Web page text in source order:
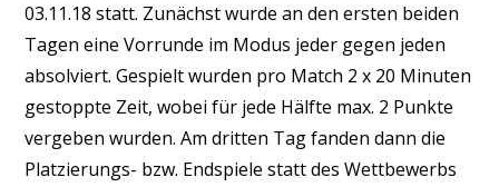
03.11.18 statt. Zunächst wurde an den ersten beiden
Tagen eine Vorrunde im Modus jeder gegen jeden
absolviert. Gespielt wurden pro Match 2 x 20 Minuten
gestoppte Zeit, wobei für jede Hälfte max. 2 Punkte
vergeben wurden. Am dritten Tag fanden dann die
Platzierungs- bzw. Endspiele statt des Wettbewerbs